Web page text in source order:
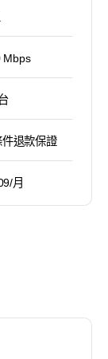
Mbps
退款保證
月